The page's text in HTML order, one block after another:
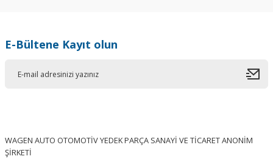
E-Bültene Kayıt olun
WAGEN AUTO OTOMOTİV YEDEK PARÇA SANAYİ VE TİCARET ANONİM
ŞİRKETİ